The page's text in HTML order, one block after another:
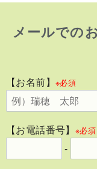
メールでの
【お名前】 ※必須
【お電話番号】 ※必須
-